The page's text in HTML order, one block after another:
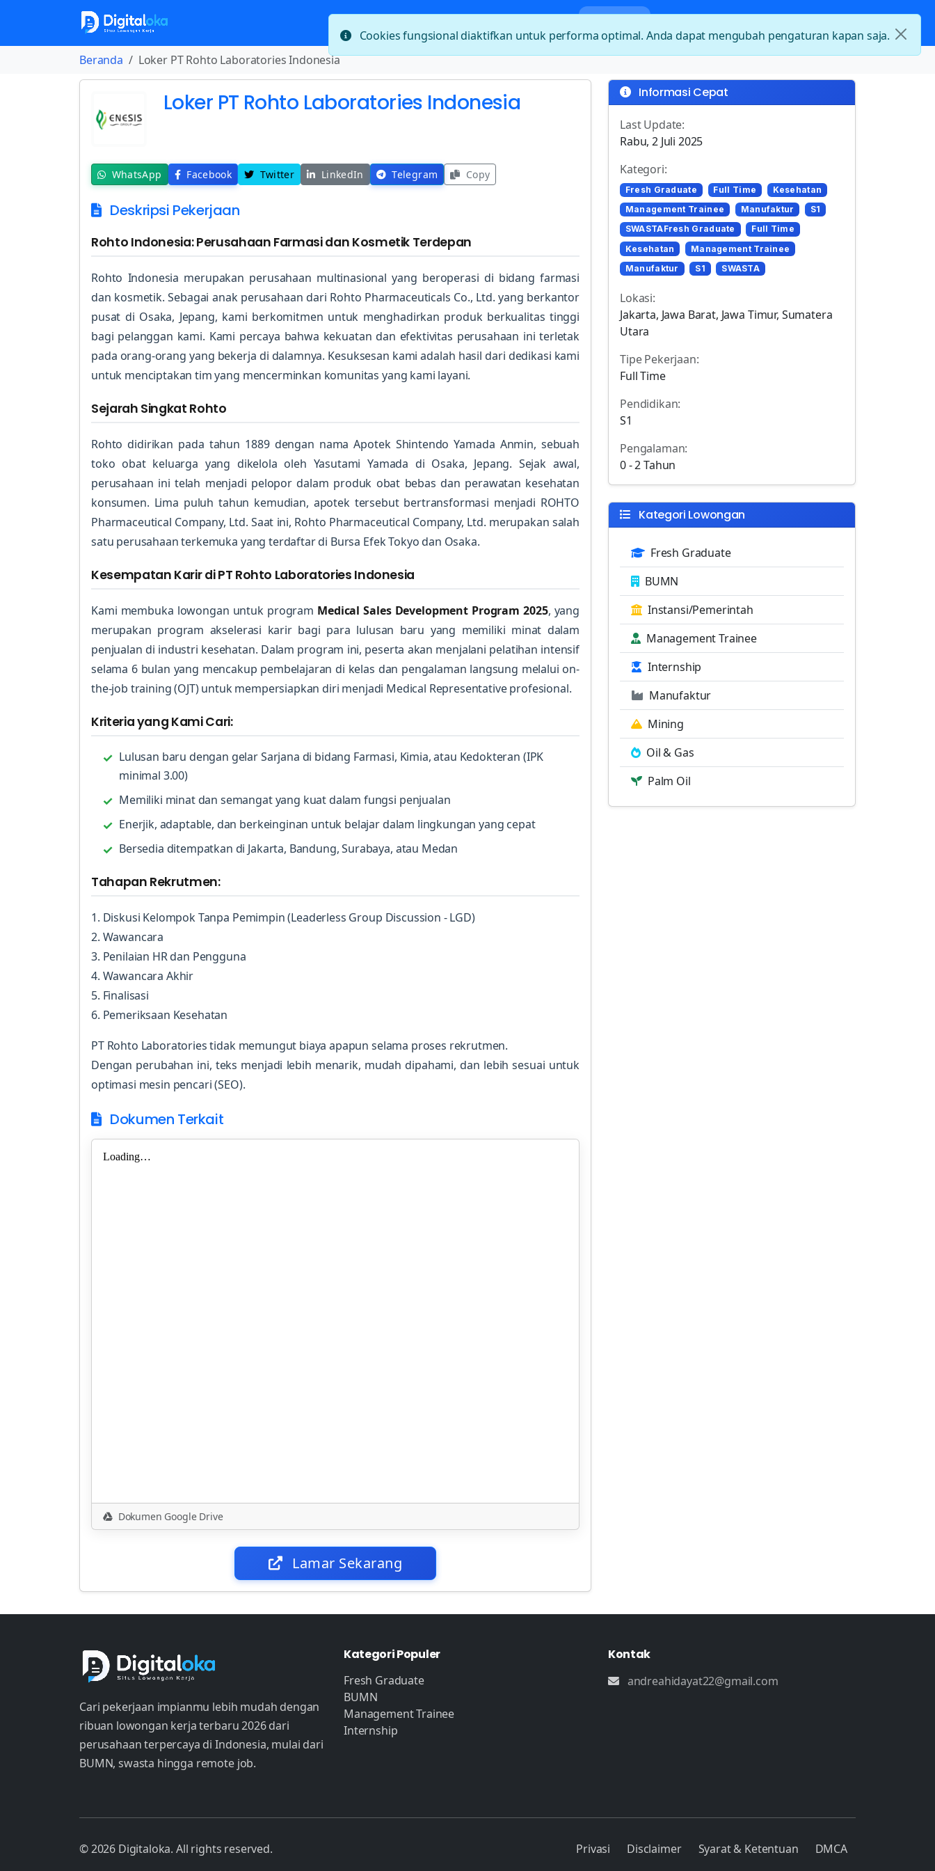
Beranda Loker PT Rohto Laboratories Indonesia
Loker PT Rohto Laboratories Indonesia
WhatsApp Facebook Twitter LinkedIn Telegram Copy
Deskripsi Pekerjaan
Rohto Indonesia: Perusahaan Farmasi dan Kosmetik Terdepan
Rohto Indonesia merupakan perusahaan multinasional yang beroperasi di bidang farmasi
dan kosmetik. Sebagai anak perusahaan dari Rohto Pharmaceuticals Co., Ltd. yang berkantor
pusat di Osaka, Jepang, kami berkomitmen untuk menghadirkan produk berkualitas tinggi
bagi pelanggan kami. Kami percaya bahwa kekuatan dan efektivitas perusahaan ini terletak
pada orang-orang yang bekerja di dalamnya. Kesuksesan kami adalah hasil dari dedikasi kami
untuk menciptakan tim yang mencerminkan komunitas yang kami layani.
Sejarah Singkat Rohto
Rohto didirikan pada tahun 1889 dengan nama Apotek Shintendo Yamada Anmin, sebuah
toko obat keluarga yang dikelola oleh Yasutami Yamada di Osaka, Jepang. Sejak awal,
perusahaan ini telah menjadi pelopor dalam produk obat bebas dan perawatan kesehatan
konsumen. Lima puluh tahun kemudian, apotek tersebut bertransformasi menjadi ROHTO
Pharmaceutical Company, Ltd. Saat ini, Rohto Pharmaceutical Company, Ltd. merupakan salah
satu perusahaan terkemuka yang terdaftar di Bursa Efek Tokyo dan Osaka.
Kesempatan Karir di PT Rohto Laboratories Indonesia
Kami membuka lowongan untuk program Medical Sales Development Program 2025, yang
merupakan program akselerasi karir bagi para lulusan baru yang memiliki minat dalam
penjualan di industri kesehatan. Dalam program ini, peserta akan menjalani pelatihan intensif
selama 6 bulan yang mencakup pembelajaran di kelas dan pengalaman langsung melalui on-
the-job training (OJT) untuk mempersiapkan diri menjadi Medical Representative profesional.
Kriteria yang Kami Cari:
Lulusan baru dengan gelar Sarjana di bidang Farmasi, Kimia, atau Kedokteran (IPK
minimal 3.00)
Memiliki minat dan semangat yang kuat dalam fungsi penjualan
Enerjik, adaptable, dan berkeinginan untuk belajar dalam lingkungan yang cepat
Bersedia ditempatkan di Jakarta, Bandung, Surabaya, atau Medan
Tahapan Rekrutmen:
1. Diskusi Kelompok Tanpa Pemimpin (Leaderless Group Discussion - LGD)
2. Wawancara
3. Penilaian HR dan Pengguna
4. Wawancara Akhir
5. Finalisasi
6. Pemeriksaan Kesehatan
PT Rohto Laboratories tidak memungut biaya apapun selama proses rekrutmen.
Dengan perubahan ini, teks menjadi lebih menarik, mudah dipahami, dan lebih sesuai untuk
optimasi mesin pencari (SEO).
Dokumen Terkait
Dokumen Google Drive
Lamar Sekarang
Informasi Cepat
Last Update:
Rabu, 2 Juli 2025
Kategori:
Fresh Graduate Full Time
Kesehatan
Management Trainee
Manufaktur
S1
SWASTAFresh Graduate
Full Time
Kesehatan
Management Trainee
Manufaktur
S1 SWASTA
Lokasi:
Jakarta, Jawa Barat, Jawa Timur, Sumatera
Utara
Tipe Pekerjaan:
Full Time
Pendidikan:
S1
Pengalaman:
0 - 2 Tahun
Kategori Lowongan
Fresh Graduate
BUMN
Instansi/Pemerintah
Management Trainee
Internship
Manufaktur
Mining
Oil & Gas
Palm Oil
Cari pekerjaan impianmu lebih mudah dengan
ribuan lowongan kerja terbaru 2026 dari
perusahaan terpercaya di Indonesia, mulai dari
BUMN, swasta hingga remote job.
Kategori Populer
Fresh Graduate
BUMN
Management Trainee
Internship
Kontak
andreahidayat22@gmail.com
© 2026 Digitaloka. All rights reserved. Privasi Disclaimer Syarat & Ketentuan DMCA
Cookies fungsional diaktifkan untuk performa optimal. Anda dapat mengubah pengaturan kapan saja.